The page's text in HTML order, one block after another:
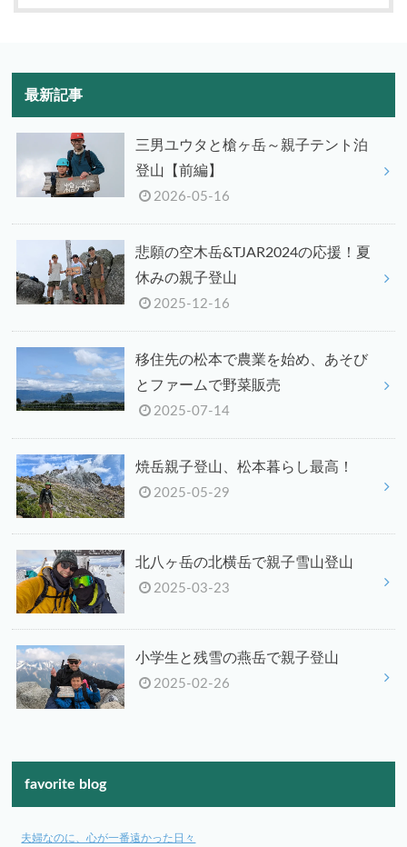
最新記事
三男ユウタと槍ヶ岳～親子テント泊
登山【前編】
2026-05-16
悲願の空木岳&TJAR2024の応援！夏
休みの親子登山
2025-12-16
移住先の松本で農業を始め、あそび
とファームで野菜販売
2025-07-14
焼岳親子登山、松本暮らし最高！
2025-05-29
北八ヶ岳の北横岳で親子雪山登山
2025-03-23
小学生と残雪の燕岳で親子登山
2025-02-26
favorite blog
夫婦なのに、心が一番遠かった日々